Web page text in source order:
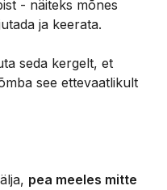
- näiteks mõnes
ja keerata.
seda kergelt, et
see ettevaatlikult
pea meeles mitte